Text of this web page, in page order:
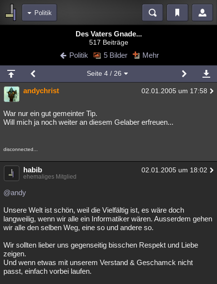
Politik
Blogs Videos
Chat Wiki Neuigkeiten
meine Rubriken
Menschen Wissenschaft Mystery Kriminalfälle
Spiritualität Verschwörungen
Philosophie Träume Orte Esoterik Literatur
Astronomie Helpdesk
Musik
Übersichten
Besucht Teilgenommen Alle Neue
Lesenswert Schlüsselwörter
Des Vaters Gnade...
517 Beiträge
Politik 5 Bilder Mehr
Seite 4/ 26
andychrist 02.01.2005 um 17:58
War nur ein gut gemeinter Tip.
Will mich ja noch weiter an diesem Gelaber erfreuen...
disconnected...
habib 02.01.2005 um 18:02
ehemaliges Mitglied
@andy
Unsere Welt ist schön, weil die Vielfältig ist, es wäre doch
langweilig, wenn wir alle ein Informatiker wären. Ausserdem gehen
wir alle den selben Weg, eine so und andere so.
Wir sollten lieber uns gegenseitig bisschen Respekt und Liebe
zeigen.
Und wenn etwas mit unserem Verstand & Geschamck nicht
passt, einfach vorbei laufen.